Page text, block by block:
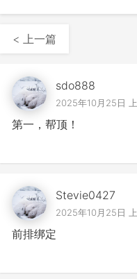
< 上一篇
sdo888
2025年10月25日
第一，帮顶！
Stevie0427
2025年10月25日
前排绑定